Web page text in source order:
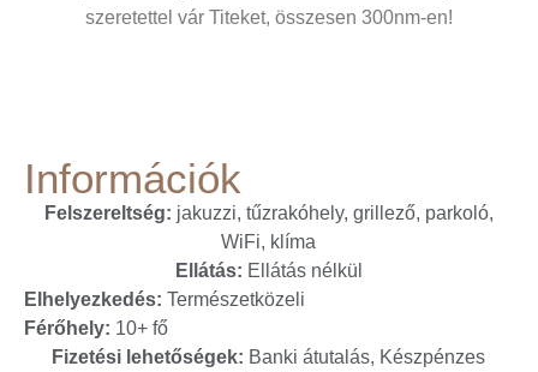
szeretettel vár Titeket, összesen 300nm-en!
Információk
Felszereltség: jakuzzi, tűzrakóhely, grillező, parkoló,
WiFi, klíma
Ellátás: Ellátás nélkül
Elhelyezkedés: Természetközeli
Férőhely: 10+ fő
Fizetési lehetőségek: Banki átutalás, Készpénzes